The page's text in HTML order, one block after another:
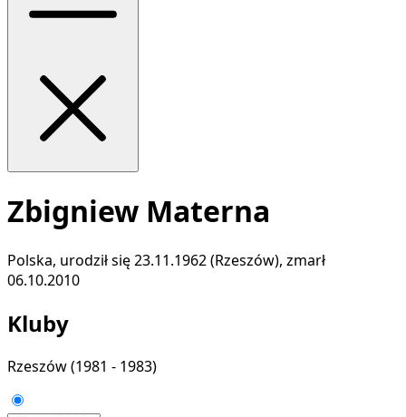
Zbigniew Materna
Polska, urodził się 23.11.1962 (Rzeszów), zmarł
06.10.2010
Kluby
Rzeszów(1981 - 1983)